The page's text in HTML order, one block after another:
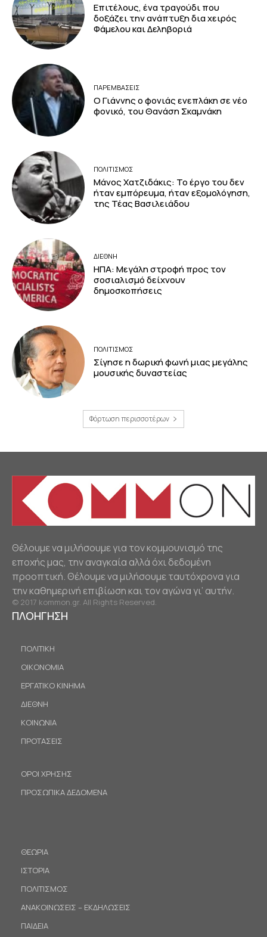
Επιτέλους, ένα τραγούδι που
δοξάζει την ανάπτυξη δια χειρός
Φάμελου και Δεληβοριά
ΠΑΡΕΜΒΑΣΕΙΣ
Ο Γιάννης ο φονιάς ενεπλάκη σε νέο
φονικό, του Θανάση Σκαμνάκη
ΠΟΛΙΤΙΣΜΟΣ
Μάνος Χατζιδάκις: Το έργο του δεν
ήταν εμπόρευμα, ήταν εξομολόγηση,
της Τέας Βασιλειάδου
ΔΙΕΘΝΗ
ΗΠΑ: Μεγάλη στροφή προς τον
σοσιαλισμό δείχνουν
δημοσκοπήσεις
ΠΟΛΙΤΙΣΜΟΣ
Σίγησε η δωρική φωνή μιας μεγάλης
μουσικής δυναστείας
Φόρτωση περισσοτέρων
Θέλουμε να μιλήσουμε για τον κομμουνισμό της
εποχής μας, την αναγκαία αλλά όχι δεδομένη
προοπτική. Θέλουμε να μιλήσουμε ταυτόχρονα για
την καθημερινή επιβίωση και τον αγώνα γι’ αυτήν.
© 2017 kommon.gr. All Rights Reserved.
ΠΛΟΗΓΗΣΗ
ΠΟΛΙΤΙΚΗ
ΟΙΚΟΝΟΜΙΑ
ΕΡΓΑΤΙΚΟ ΚΙΝΗΜΑ
ΔΙΕΘΝΗ
ΚΟΙΝΩΝΙΑ
ΠΡΟΤΑΣΕΙΣ
ΟΡΟΙ ΧΡΗΣΗΣ
ΠΡΟΣΩΠΙΚΑ ΔΕΔΟΜΕΝΑ
ΘΕΩΡΙΑ
ΙΣΤΟΡΙΑ
ΠΟΛΙΤΙΣΜΟΣ
ΑΝΑΚΟΙΝΩΣΕΙΣ – ΕΚΔΗΛΩΣΕΙΣ
ΠΑΙΔΕΙΑ